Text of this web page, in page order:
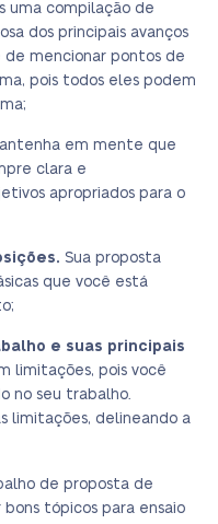
uma compilação de
dos principais avanços
de mencionar pontos de
pois todos eles podem
em mente que
clara e
apropriados para o
Sua proposta
que você está
e suas principais
limitações, pois você
no seu trabalho.
limitações, delineando a
de proposta de
tópicos para ensaio